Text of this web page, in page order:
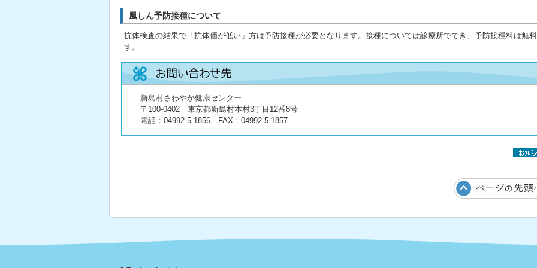
風しん予防接種について
抗体検査の結果で「抗体価が低い」方は予防接種が必要となります。接種については診療所ででき、予防接種料は無
す。
新島村さわやか健康センター
〒100-0402 東京都新島村本村3丁目12番8号
電話： 04992-5-1856 FAX：04992-5-1857